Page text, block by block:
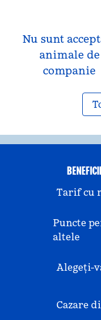
Nu sunt
animale de
companie
Tarif cu
Puncte
altele
Alegeți-
Cazare